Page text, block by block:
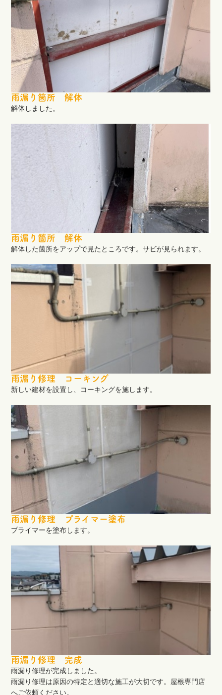
雨漏り箇所 解体
解体しました。
雨漏り箇所 解体
解体した箇所をアップで見たところです。サビが見られます。
雨漏り修理 コーキング
新しい建材を設置し、コーキングを施します。
雨漏り修理 プライマー塗布
プライマーを塗布します。
雨漏り修理 完成
雨漏り修理が完成しました。
雨漏り修理は原因の特定と適切な施工が大切です。屋根専門店
へご依頼ください。